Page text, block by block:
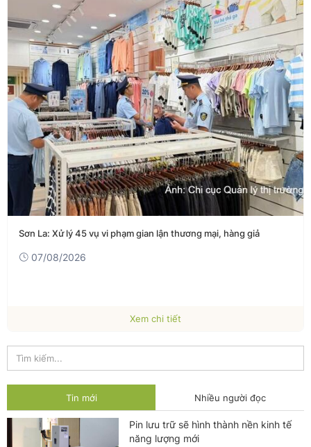
Sơn La: Xử lý 45 vụ vi phạm gian lận thương mại, hàng giả
07/08/2026
Xem chi tiết
Tin mới Nhiều người đọc
Pin lưu trữ sẽ hình thành nền kinh tế
năng lượng mới